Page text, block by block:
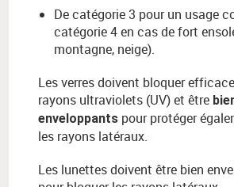
De catégorie 3 pour un usage
catégorie 4 en cas de fort
montagne, neige).
Les verres doivent bloquer
rayons ultraviolets (UV) et être
enveloppants pour protéger
les rayons latéraux.
Les lunettes doivent être bien